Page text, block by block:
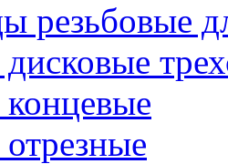
резьбовые